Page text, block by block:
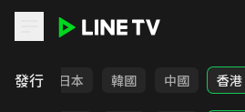
發行
台灣 日本 韓國 中國 香港